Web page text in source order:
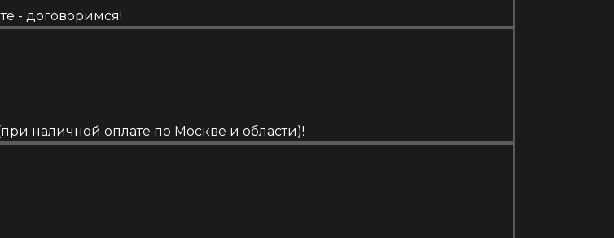
- договоримся!
наличной оплате по Москве и области)!